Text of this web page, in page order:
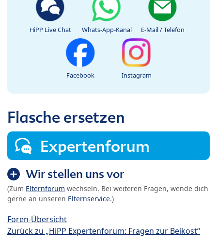
HiPP Live Chat Whats-App-Kanal E-Mail / Telefon
Facebook Instagram
Flasche ersetzen
Expertenforum
Wir stellen uns vor
(Zum Elternforum wechseln. Bei weiteren Fragen, wende dich
gerne an unseren Elternservice.)
Foren-Übersicht
Zurück zu „HiPP Expertenforum: Fragen zur Beikost“